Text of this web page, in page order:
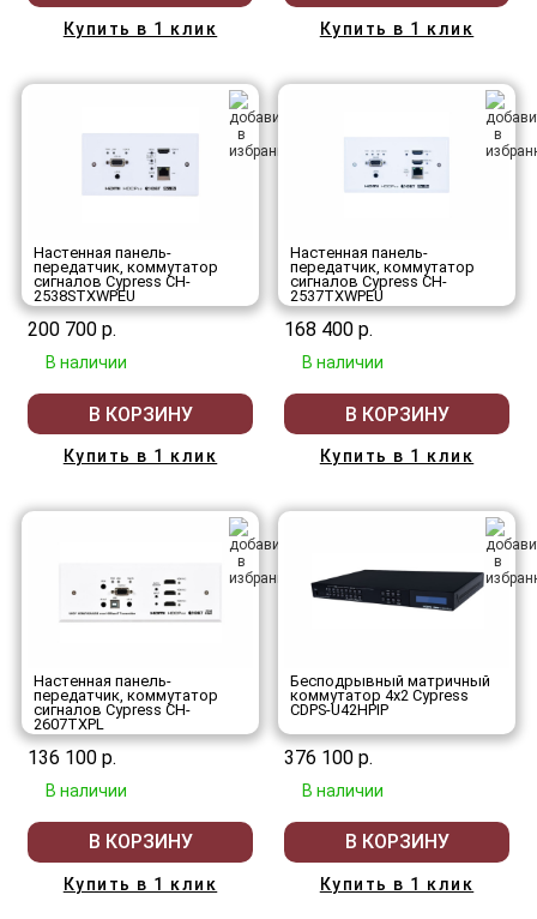
Купить в 1 клик Купить в 1 клик
Настенная панель-
передатчик, коммутатор
сигналов Cypress CH-
2538STXWPEU
200 700 р.
В наличии
В КОРЗИНУ
Купить в 1 клик
Настенная панель-
передатчик, коммутатор
сигналов Cypress CH-
2537TXWPEU
168 400 р.
В наличии
В КОРЗИНУ
Купить в 1 клик
Настенная панель-
передатчик, коммутатор
сигналов Cypress CH-
2607TXPL
136 100 р.
В наличии
В КОРЗИНУ
Купить в 1 клик
Бесподрывный матричный
коммутатор 4х2 Cypress
CDPS-U42HPIP
376 100 р.
В наличии
В КОРЗИНУ
Купить в 1 клик